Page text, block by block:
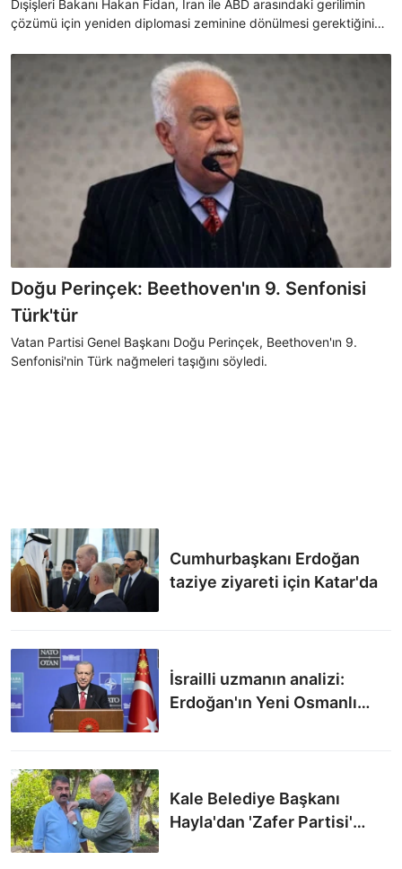
Dışişleri Bakanı Hakan Fidan, İran ile ABD arasındaki gerilimin
çözümü için yeniden diplomasi zeminine dönülmesi gerektiğini
Türkiye’nin de destek verdiğini söyledi.
Doğu Perinçek: Beethoven'ın 9. Senfonisi
Türk'tür
Vatan Partisi Genel Başkanı Doğu Perinçek, Beethoven'ın 9.
Senfonisi'nin Türk nağmeleri taşığını söyledi.
Cumhurbaşkanı Erdoğan
taziye ziyareti için Katar'da
İsrailli uzmanın analizi:
Erdoğan'ın Yeni Osmanlı
Kale Belediye Başkanı
Hayla'dan 'Zafer Partisi'